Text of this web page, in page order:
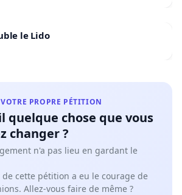
le Lido
PROPRE PÉTITION
quelque chose que vous
changer ?
n'a pas lieu en gardant le
de cette pétition a eu le courage de
Allez-vous faire de même ?